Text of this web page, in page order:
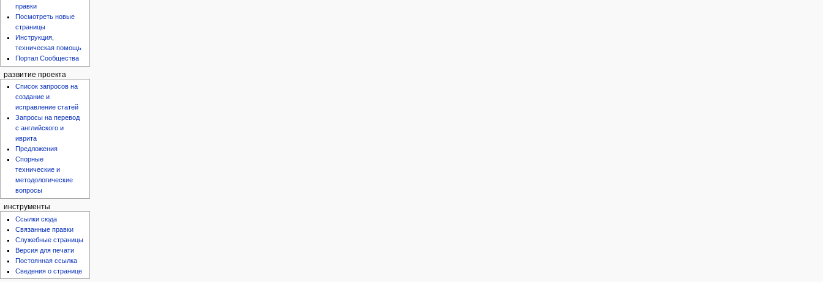
правки
Посмотреть новые
страницы
Инструкция,
техническая помощь
Портал Сообщества
развитие проекта
Список запросов на
создание и
исправление статей
Запросы на перевод
с английского и
иврита
Предложения
Спорные
технические и
методологические
вопросы
инструменты
Ссылки сюда
Связанные правки
Служебные страницы
Версия для печати
Постоянная ссылка
Сведения о странице